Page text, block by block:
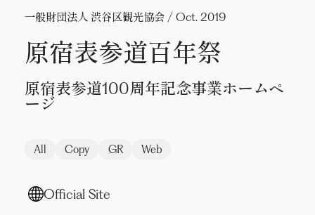
Web
Video
Service
Topics
Award
Access
一般財団法人 渋谷区観光協会/ Oct. 2019
原宿表参道百年祭
原宿表参道100周年記念事業ホームペ
ージ
All Copy GR Web
Official Site